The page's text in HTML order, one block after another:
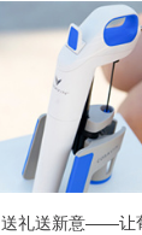
送礼送新意——让